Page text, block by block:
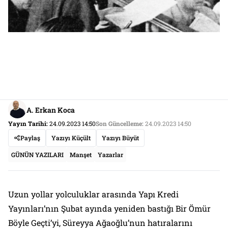
A. Erkan Koca
Yayın Tarihi:24.09.2023 14:50Son Güncelleme:24.09.2023 14:50
Paylaş
Yazıyı Küçült Yazıyı Büyüt
GÜNÜN YAZILARI Manşet Yazarlar
Uzun yollar yolculuklar arasında Yapı Kredi
Yayınları’nın Şubat ayında yeniden bastığıBir Ömür
Böyle Geçti’yi, Süreyya Ağaoğlu’nun hatıralarını